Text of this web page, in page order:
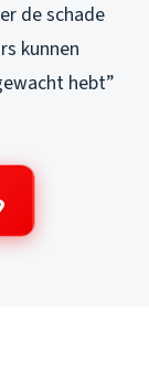
de schade
kunnen
hebt”